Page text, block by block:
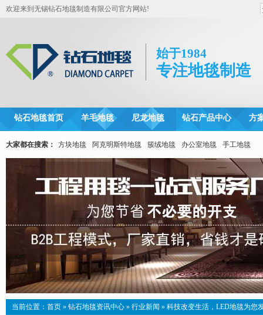
欢迎来到无锡钻石地毯制造有限公司官方网站!
始于1984
专注地毯制造
钻石地毯首页 羊毛地毯 尼龙地毯 钻石产品中心 方
大家都在搜索： 方块地毯 阿克明斯特地毯 簇绒地毯 办公室地毯 手工地毯
当前位置： 首页 » 钻石地毯资讯中心 » 行业新闻 » 科技改变生活，LED地毯为您